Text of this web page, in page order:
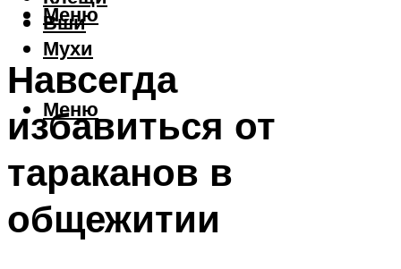
Вши
Мухи
Меню
Меню
Навсегда
избавиться от
тараканов в
общежитии